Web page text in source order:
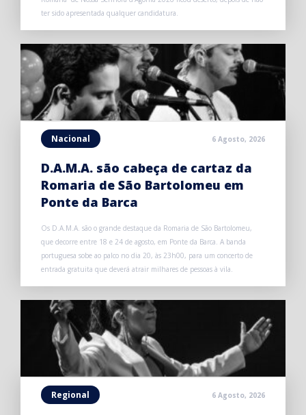
ter sido apresentada qualquer candidatura.
Nacional 6 Agosto, 2026
D.A.M.A. são cabeça de cartaz da
Romaria de São Bartolomeu em
Ponte da Barca
Os D.A.M.A. são o grande destaque da Romaria de São Bartolomeu,
que decorre entre 18 e 24 de agosto, em Ponte da Barca. A banda
portuguesa sobe ao palco no dia 20, às 23h00, para um concerto de
entrada gratuita que deverá atrair milhares de pessoas à vila.
Regional 6 Agosto, 2026